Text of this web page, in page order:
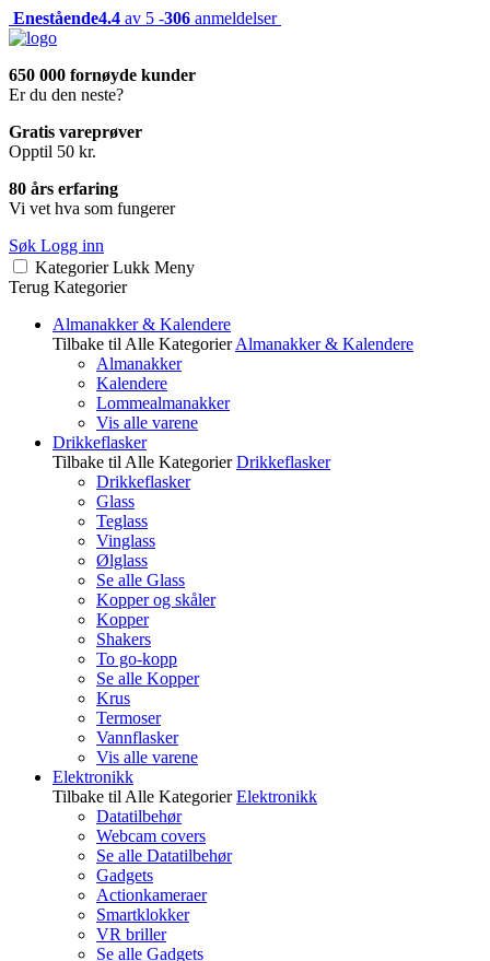
Enestående4.4 av 5 -306 anmeldelser
650 000 fornøyde kunder
Er du den neste?
Gratis vareprøver
Opptil 50 kr.
80 års erfaring
Vi vet hva som fungerer
Søk Logg inn
Kategorier Lukk Meny
Terug Kategorier
Almanakker & Kalendere
Tilbake til Alle Kategorier Almanakker & Kalendere
Almanakker
Kalendere
Lommealmanakker
Vis alle varene
Drikkeflasker
Tilbake til Alle Kategorier Drikkeflasker
Drikkeflasker
Glass
Teglass
Vinglass
Ølglass
Se alle Glass
Kopper og skåler
Kopper
Shakers
To go-kopp
Se alle Kopper
Krus
Termoser
Vannflasker
Vis alle varene
Elektronikk
Tilbake til Alle Kategorier Elektronikk
Datatilbehør
Webcam covers
Se alle Datatilbehør
Gadgets
Actionkameraer
Smartklokker
VR briller
Se alle Gadgets